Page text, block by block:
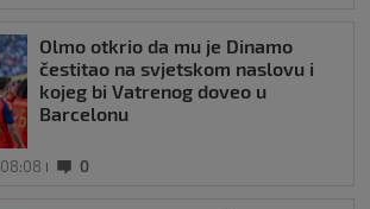
Olmo otkrio da mu je Dinamo
čestitao na svjetskom naslovu i
kojeg bi Vatrenog doveo u
Barcelonu
08:08 0